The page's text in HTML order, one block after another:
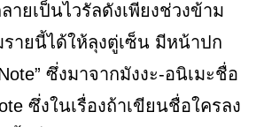
ายเป็นไวรัลดังเพียงช่วงข้าม
ายนี้ได้ให้ลุงตู่เซ็น มีหน้าปก
ซึ่งมาจากมังงะ-อนิเมะชื่อ
ซึ่งในเรื่องถ้าเขียนชื่อใครลง